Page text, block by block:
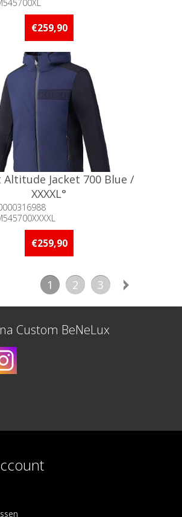
5 stuks of meer op
€259,90
Jacket 700 Blue /
XXXXL°
Minder dan 5 stuks
€259,90
1 2 3
Custom BeNeLux